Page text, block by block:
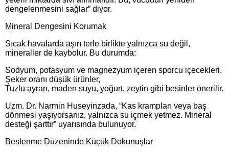
dengelenmesini sağlar” diyor.
Mineral Dengesini Korumak
Sıcak havalarda aşırı terle birlikte yalnızca su değil,
mineraller de kaybolur. Bu durumda:
Sodyum, potasyum ve magnezyum içeren sporcu içecekleri,
Şeker oranı düşük ürünler,
Tuzlu ayran, maden suyu, yoğurt, zeytin gibi besinler önerilir.
Uzm. Dr. Narmin Huseyinzada, “Kas krampları veya baş
dönmesi yaşıyorsanız, yalnızca su içmek yetmez. Mineral
desteği şarttır” uyarısında bulunuyor.
Beslenme Düzeninde Küçük Dokunuşlar